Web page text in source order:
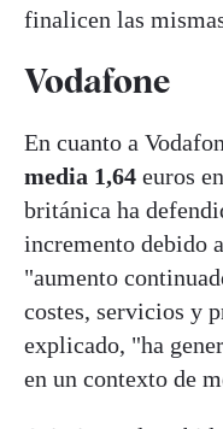
finalicen las
Vodafone
En cuanto a
media 1,64 euros
británica ha
incremento debido
"aumento
costes, servicios y
explicado, "ha
en un contexto de